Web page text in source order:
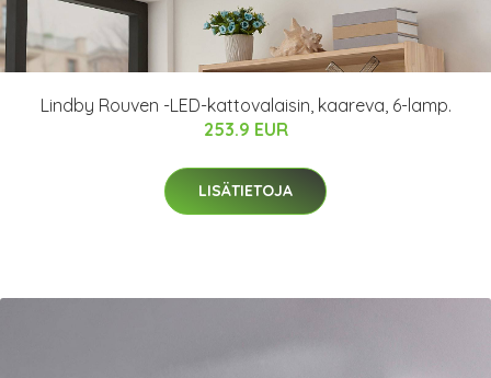
Lindby Rouven -LED-kattovalaisin, kaareva, 6-lamp.
253.9 EUR
LISÄTIETOJA